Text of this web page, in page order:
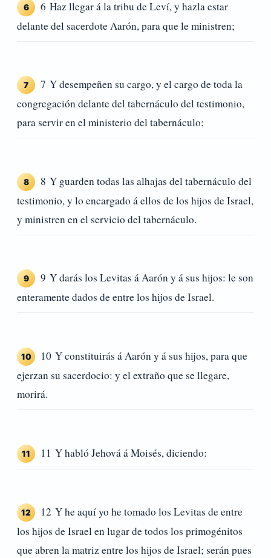
6
6 Haz llegar á la tribu de Leví, y hazla estar
delante del sacerdote Aarón, para que le ministren;
7
7 Y desempeñen su cargo, y el cargo de toda la
congregación delante del tabernáculo del testimonio,
para servir en el ministerio del tabernáculo;
8
8 Y guarden todas las alhajas del tabernáculo del
testimonio, y lo encargado á ellos de los hijos de Israel,
y ministren en el servicio del tabernáculo.
9
9 Y darás los Levitas á Aarón y á sus hijos: le son
enteramente dados de entre los hijos de Israel.
10
10 Y constituirás á Aarón y á sus hijos, para que
ejerzan su sacerdocio: y el extraño que se llegare,
morirá.
11 11 Y habló Jehová á Moisés, diciendo:
12
12 Y he aquí yo he tomado los Levitas de entre
los hijos de Israel en lugar de todos los primogénitos
que abren la matriz entre los hijos de Israel; serán pues